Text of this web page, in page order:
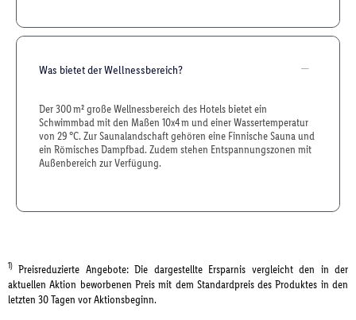
Was bietet der Wellnessbereich?
Der 300 m² große Wellnessbereich des Hotels bietet ein
Schwimmbad mit den Maßen 10x4 m und einer Wassertemperatur
von 29 °C. Zur Saunalandschaft gehören eine Finnische Sauna und
ein Römisches Dampfbad. Zudem stehen Entspannungszonen mit
Außenbereich zur Verfügung.
1) Preisreduzierte Angebote: Die dargestellte Ersparnis vergleicht den in der
aktuellen Aktion beworbenen Preis mit dem Standardpreis des Produktes in den
letzten 30 Tagen vor Aktionsbeginn.